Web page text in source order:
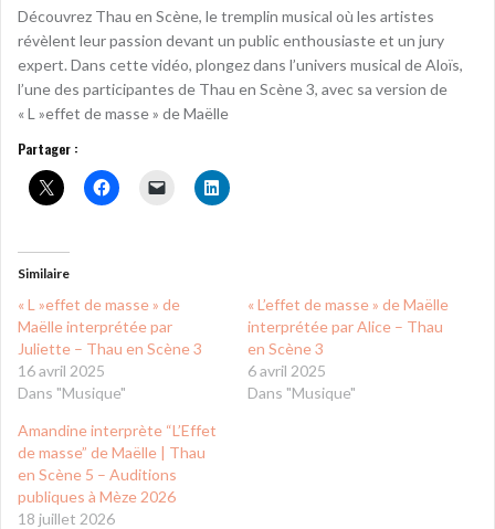
Découvrez Thau en Scène, le tremplin musical où les artistes
révèlent leur passion devant un public enthousiaste et un jury
expert. Dans cette vidéo, plongez dans l’univers musical de Aloïs,
l’une des participantes de Thau en Scène 3, avec sa version de
« L »effet de masse » de Maëlle
Partager :
Similaire
« L »effet de masse » de
Maëlle interprétée par
Juliette – Thau en Scène 3
16 avril 2025
Dans "Musique"
« L’effet de masse » de Maëlle
interprétée par Alice – Thau
en Scène 3
6 avril 2025
Dans "Musique"
Amandine interprète “L’Effet
de masse” de Maëlle | Thau
en Scène 5 – Auditions
publiques à Mèze 2026
18 juillet 2026